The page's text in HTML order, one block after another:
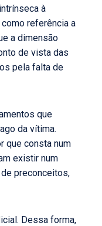
à
referência a
a dimensão
de vista das
pela falta de
que
da vítima.
que consta num
existir num
preconceitos,
Dessa forma,